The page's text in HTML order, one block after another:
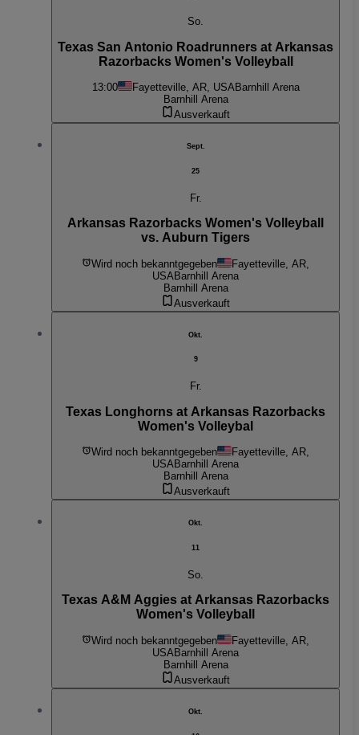
So.
Texas San Antonio Roadrunners at Arkansas
Razorbacks Women's Volleyball
13:00 Fayetteville, AR, USABarnhill Arena
Barnhill Arena
Ausverkauft
Sept.
25
Fr.
Arkansas Razorbacks Women's Volleyball
vs. Auburn Tigers
Wird noch bekanntgegeben
Fayetteville, AR,
USA Barnhill Arena
Barnhill Arena
Ausverkauft
Okt.
9
Fr.
Texas Longhorns at Arkansas Razorbacks
Women's Volleybal
Wird noch bekanntgegeben
Fayetteville, AR,
USABarnhill Arena
Barnhill Arena
Ausverkauft
Okt.
11
So.
Texas A&M Aggies at Arkansas Razorbacks
Women's Volleyball
Wird noch bekanntgegeben
Fayetteville, AR,
USABarnhill Arena
Barnhill Arena
Ausverkauft
Okt.